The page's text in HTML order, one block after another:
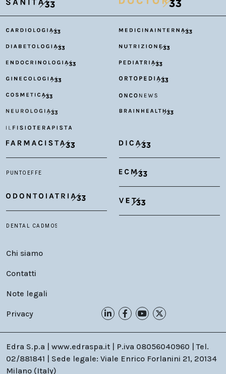
Chi siamo
Contatti
Note legali
Privacy
Edra S.p.a | www.edraspa.it | P.iva 08056040960 | Tel.
02/881841 | Sede legale: Viale Enrico Forlanini 21, 20134
Milano (Italy)